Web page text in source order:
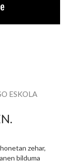
ESKOLA
zehar,
bilduma